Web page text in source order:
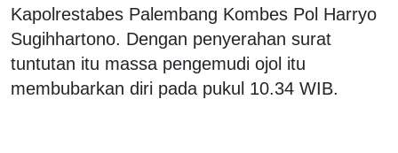
Kapolrestabes Palembang Kombes Pol Harryo
Sugihhartono. Dengan penyerahan surat
tuntutan itu massa pengemudi ojol itu
membubarkan diri pada pukul 10.34 WIB.